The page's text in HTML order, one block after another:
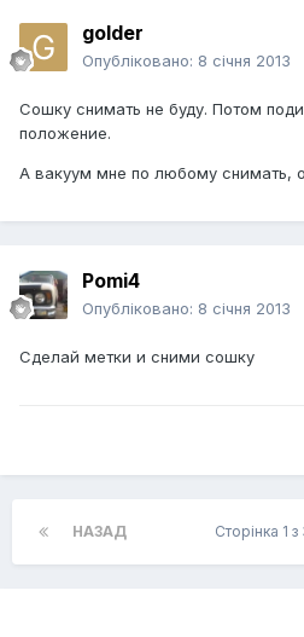
golder
Опубліковано: 8 січня 2013
Сошку снимать не буду. Потом
положение.
А вакуум мне по любому снимать,
Pomi4
Опубліковано: 8 січня 2013
Сделай метки и сними сошку
НАЗАД Сторінка 1 з